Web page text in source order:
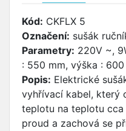
Kód: CKFLX 5
Označení: sušák
Parametry: 220V ~,
: 550 mm, výška : 600
Popis: Elektrické
vyhřívací kabel, který
teplotu na teplotu
proud a zachová se